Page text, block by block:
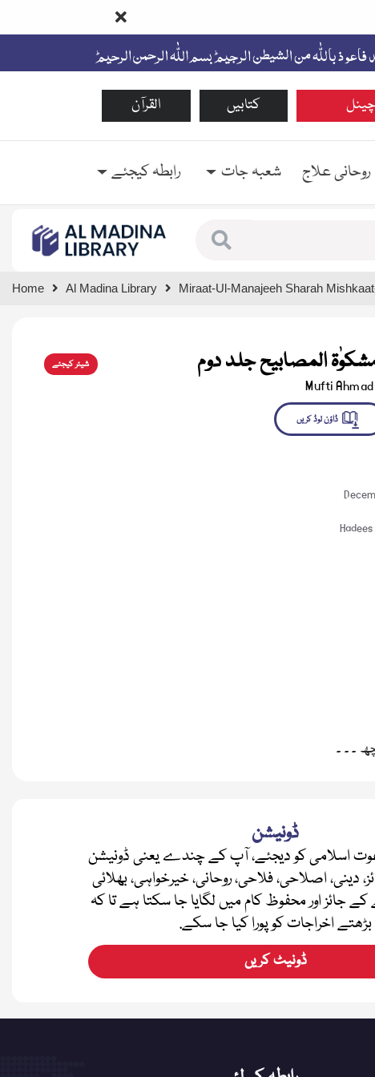
القرآن کتابیں
روحانی علاج شعبہ جات رابطہ کیجئے
Home Al Madina Library Miraat-Ul-Manajeeh Sharah
المصابیح جلد دوم شیئر کیجئے
Mufti
۔ ۔ ۔
ڈونیشن
اسلامی کو دیجئے، آپ کے چندے یعنی ڈونیشن
دینی، اصلاحی، فلاحی، روحانی، خیرخواہی، بھلائی
کے جائز اور محفوظ کام میں لگایا جا سکتا ہے تا کہ
بڑھتے اخراجات کو پورا کیا جا سکے.
ڈونیٹ کریں